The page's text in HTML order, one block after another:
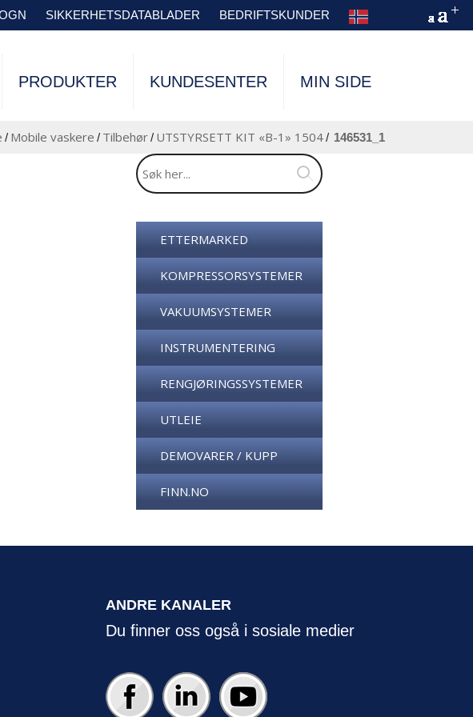
SIKKERHETSDATABLADER BEDRIFTSKUNDER
PRODUKTER KUNDESENTER MIN SIDE
/ Mobile vaskere / Tilbehør/ UTSTYRSETT KIT «B-1» 1504/ 146531_1
ETTERMARKED
KOMPRESSORSYSTEMER
VAKUUMSYSTEMER
INSTRUMENTERING
RENGJØRINGSSYSTEMER
UTLEIE
DEMOVARER / KUPP
FINN.NO
ANDRE KANALER
Du finner oss også i sosiale medier